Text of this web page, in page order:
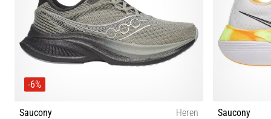
-6%
Saucony
Heren
Saucony